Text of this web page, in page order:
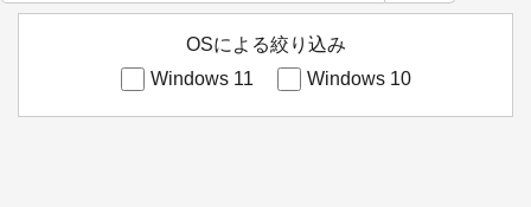
OSによる絞り込み
Windows 11
Windows 10